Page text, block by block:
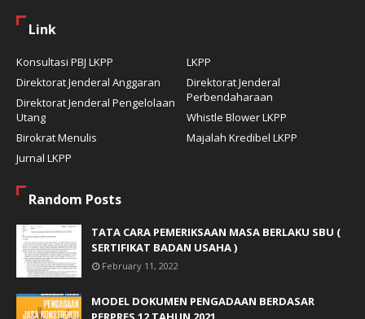
Link
Konsultasi PBJ LKPP
LKPP
Direktorat Jenderal Anggaran
Direktorat Jenderal
Perbendaharaan
Direktorat Jenderal Pengelolaan
Utang
Whistle Blower LKPP
Birokrat Menulis
Majalah Kredibel LKPP
Jurnal LKPP
Random Posts
TATA CARA PEMERIKSAAN MASA BERLAKU SBU (
SERTIFIKAT BADAN USAHA )
February 11, 2022
MODEL DOKUMEN PENGADAAN BERDASAR